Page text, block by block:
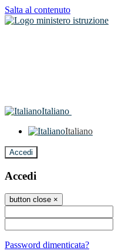
Salta al contenuto
Italiano
Italiano
Accedi
Accedi
button close ×
Password dimenticata?